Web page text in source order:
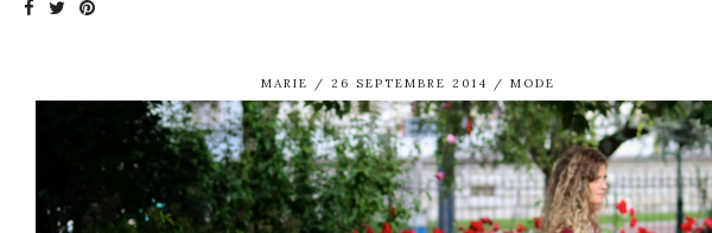
MARIE 26 SEPTEMBRE 2014 MODE